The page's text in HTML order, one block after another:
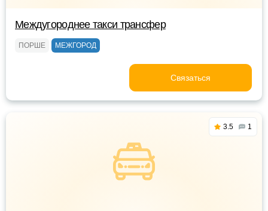
Междугороднее такси трансфер
ПОРШЕ МЕЖГОРОД
Связаться
3.5 1